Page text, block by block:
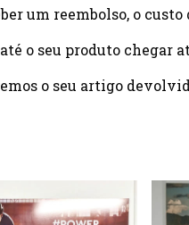
um reembolso, o
o seu produto chegar
o seu artigo